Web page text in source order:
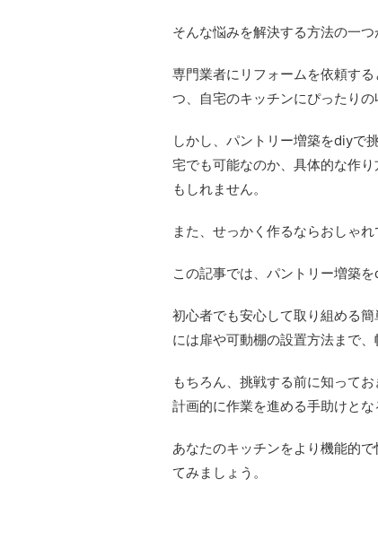
そんな悩みを解決する方法の一
専門業者にリフォームを依頼す
つ、自宅のキッチンにぴったりの
しかし、パントリー増築をdiyで
宅でも可能なのか、具体的な作
もしれません。
また、せっかく作るならおしゃ
この記事では、パントリー増築
初心者でも安心して取り組める
には扉や可動棚の設置方法まで、
もちろん、挑戦する前に知って
計画的に作業を進める手助けとな
あなたのキッチンをより機能的
てみましょう。